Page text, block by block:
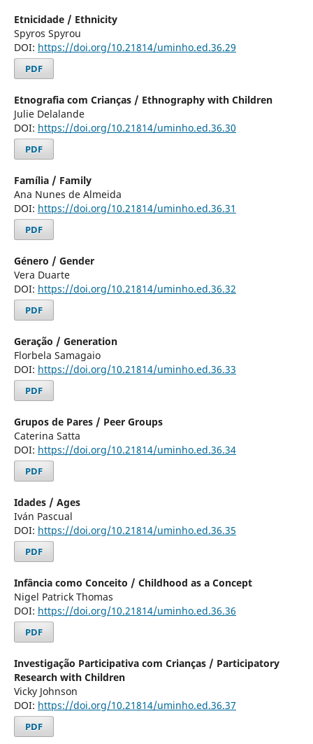
Etnicidade / Ethnicity
Spyros Spyrou
DOI: https://doi.org/10.21814/uminho.ed.36.29
PDF
Etnografia com Crianças / Ethnography with Children
Julie Delalande
DOI: https://doi.org/10.21814/uminho.ed.36.30
PDF
Família / Family
Ana Nunes de Almeida
DOI: https://doi.org/10.21814/uminho.ed.36.31
PDF
Género / Gender
Vera Duarte
DOI: https://doi.org/10.21814/uminho.ed.36.32
PDF
Geração / Generation
Florbela Samagaio
DOI: https://doi.org/10.21814/uminho.ed.36.33
PDF
Grupos de Pares / Peer Groups
Caterina Satta
DOI: https://doi.org/10.21814/uminho.ed.36.34
PDF
Idades / Ages
Iván Pascual
DOI: https://doi.org/10.21814/uminho.ed.36.35
PDF
Infância como Conceito / Childhood as a Concept
Nigel Patrick Thomas
DOI: https://doi.org/10.21814/uminho.ed.36.36
PDF
Investigação Participativa com Crianças / Participatory
Research with Children
Vicky Johnson
DOI: https://doi.org/10.21814/uminho.ed.36.37
PDF